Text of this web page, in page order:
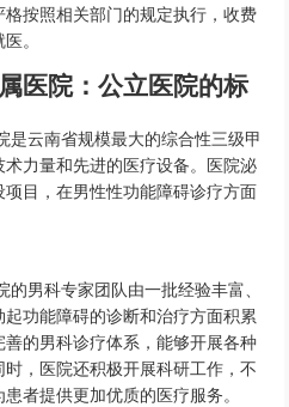
按照相关部门的规定执行，收费
。
医院：公立医院的标
是云南省规模最大的综合性三级甲
力量和先进的医疗设备。医院泌
目，在男性性功能障碍诊疗方面
男科专家团队由一批经验丰富、
功能障碍的诊断和治疗方面积累
的男科诊疗体系，能够开展各种
，医院还积极开展科研工作，不
者提供更加优质的医疗服务。